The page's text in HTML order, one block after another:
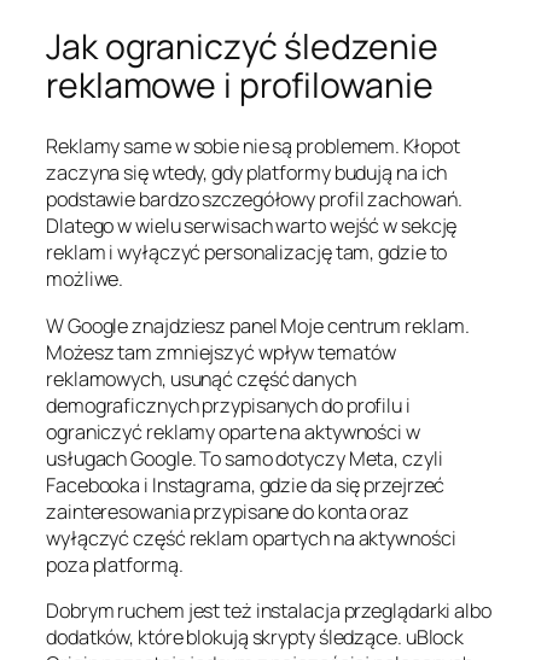
Jak ograniczyć śledzenie
reklamowe i profilowanie
Reklamy same w sobie nie są problemem. Kłopot
zaczyna się wtedy, gdy platformy budują na ich
podstawie bardzo szczegółowy profil zachowań.
Dlatego w wielu serwisach warto wejść w sekcję
reklam i wyłączyć personalizację tam, gdzie to
możliwe.
W Google znajdziesz panelMoje centrum reklam.
Możesz tam zmniejszyć wpływ tematów
reklamowych, usunąć część danych
demograficznych przypisanych do profilu i
ograniczyć reklamy oparte na aktywności w
usługach Google. To samo dotyczy Meta, czyli
Facebooka i Instagrama, gdzie da się przejrzeć
zainteresowania przypisane do konta oraz
wyłączyć część reklam opartych na aktywności
poza platformą.
Dobrym ruchem jest też instalacja przeglądarki albo
dodatków, które blokują skrypty śledzące. uBlock